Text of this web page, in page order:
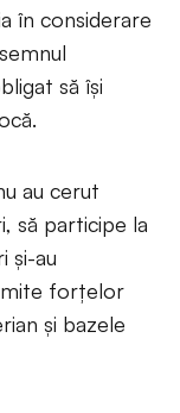
în considerare
să își
au cerut
să participe la
și-au
forțelor
și bazele